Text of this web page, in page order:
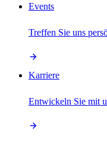
Events
Treffen Sie uns
Karriere
Entwickeln Sie mit